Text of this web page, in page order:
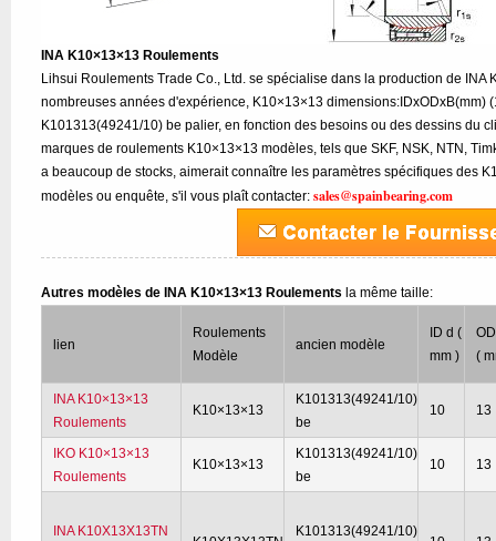
INA K10×13×13 Roulements
Lihsui Roulements Trade Co., Ltd. se spécialise dans la production de INA
nombreuses années d'expérience, K10×13×13 dimensions:IDxODxB(mm)
K101313(49241/10) be palier, en fonction des besoins ou des dessins du
marques de roulements K10×13×13 modèles, tels que SKF, NSK, NTN,
a beaucoup de stocks, aimerait connaître les paramètres spécifiques des
modèles ou enquête, s'il vous plaît contacter:sales@spainbearing.com
Autres modèles de INA K10×13×13 Roulements la même taille:
lien
Roulements
Modèle
ancien modèle
ID d (
mm )
(
INA K10×13×13
Roulements
K10×13×13
K101313(49241/10)
be
10 13
IKO K10×13×13
Roulements
K10×13×13
K101313(49241/10)
be
10 13
INA K10X13X13TN
K101313(49241/10)